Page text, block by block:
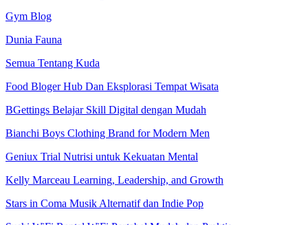
Gym Blog
Dunia Fauna
Semua Tentang Kuda
Food Bloger Hub Dan Eksplorasi Tempat Wisata
BGettings Belajar Skill Digital dengan Mudah
Bianchi Boys Clothing Brand for Modern Men
Geniux Trial Nutrisi untuk Kekuatan Mental
Kelly Marceau Learning, Leadership, and Growth
Stars in Coma Musik Alternatif dan Indie Pop